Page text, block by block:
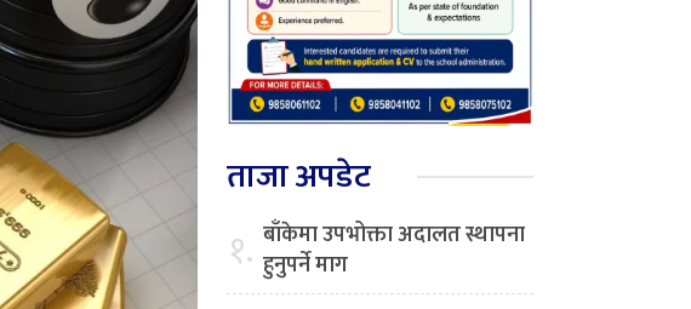
ताजा अपडेट
१. बाँकेमा उपभोक्ता अदालत स्थापना
हुनुपर्ने माग